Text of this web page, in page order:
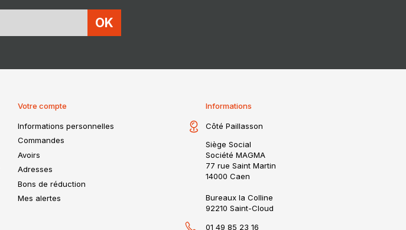
OK
Votre compte
Informations personnelles
Commandes
Avoirs
Adresses
Bons de réduction
Mes alertes
Informations
Côté Paillasson
Siège Social
Société MAGMA
77 rue Saint Martin
14000 Caen
Bureaux la Colline
92210 Saint-Cloud
01 49 85 23 16